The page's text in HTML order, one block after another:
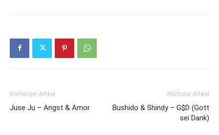
Vorheriger Artikel
Juse Ju – Angst & Amor
Nächster Artikel
Bushido & Shindy – G$D (Gott
sei Dank)